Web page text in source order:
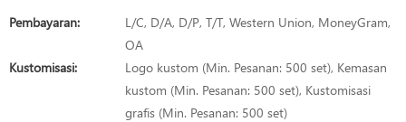
Pembayaran:
L/C, D/A, D/P, T/T, Western Union, MoneyGram,
OA
Kustomisasi:
Logo kustom (Min. Pesanan: 500 set), Kemasan
kustom (Min. Pesanan: 500 set), Kustomisasi
grafis (Min. Pesanan: 500 set)